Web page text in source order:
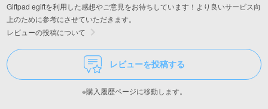
Giftpad egiftを利用した感想やご意見をお待ちしています！より良いサービス向
上のために参考にさせていただきます。
レビューの投稿について
レビューを投稿する
※購入履歴ページに移動します。